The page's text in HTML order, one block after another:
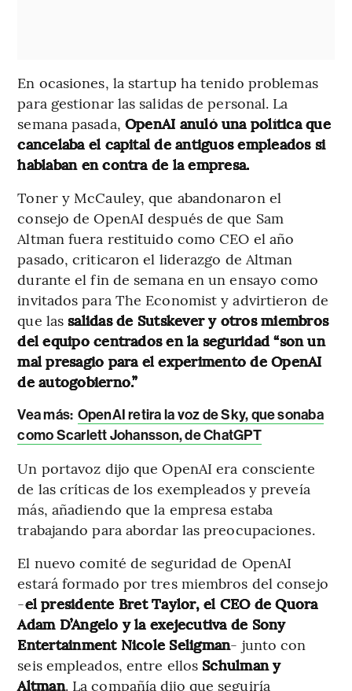
En ocasiones, la startup ha tenido problemas
para gestionar las salidas de personal. La
semana pasada, OpenAI anuló una política que
cancelaba el capital de antiguos empleados si
hablaban en contra de la empresa.
Toner y McCauley, que abandonaron el
consejo de OpenAI después de que Sam
Altman fuera restituido como CEO el año
pasado, criticaron el liderazgo de Altman
durante el fin de semana en un ensayo como
invitados para The Economist y advirtieron de
que lassalidas de Sutskever y otros miembros
del equipo centrados en la seguridad “son un
mal presagio para el experimento de OpenAI
de autogobierno.”
Vea más: OpenAI retira la voz de Sky, que sonaba
como Scarlett Johansson, de ChatGPT
Un portavoz dijo que OpenAI era consciente
de las críticas de los exempleados y preveía
más, añadiendo que la empresa estaba
trabajando para abordar las preocupaciones.
El nuevo comité de seguridad de OpenAI
estará formado por tres miembros del consejo
-el presidente Bret Taylor, el CEO de Quora
Adam D’Angelo y la exejecutiva de Sony
Entertainment Nicole Seligman- junto con
seis empleados, entre ellos Schulman y
Altman. La compañía dijo que seguiría